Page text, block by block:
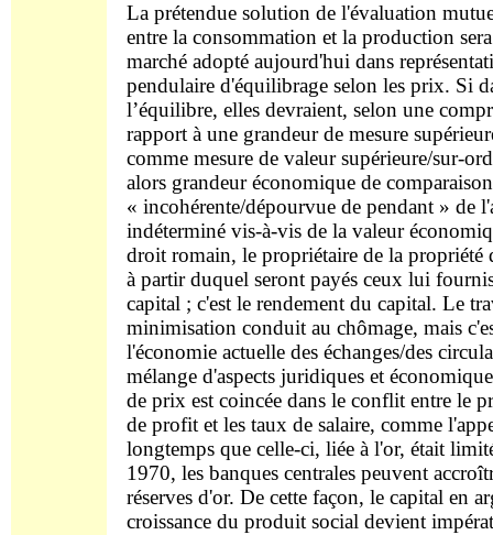
La prétendue solution de l'évaluation
entre la consommation et la production
marché adopté aujourd'hui dans
pendulaire d'équilibrage selon les prix. Si
l’équilibre, elles devraient, selon une
rapport à une grandeur de mesure
comme mesure de valeur supérieure/sur-
alors grandeur économique de
« incohérente/dépourvue de pendant » de
indéterminé vis-à-vis de la valeur
droit romain, le propriétaire de la propriété
à partir duquel seront payés ceux lui
capital ; c'est le rendement du capital. Le
minimisation conduit au chômage, mais
l'économie actuelle des échanges/des
mélange d'aspects juridiques et
de prix est coincée dans le conflit entre le
de profit et les taux de salaire, comme
longtemps que celle-ci, liée à l'or, était
1970, les banques centrales peuvent
réserves d'or. De cette façon, le capital en
croissance du produit social devient